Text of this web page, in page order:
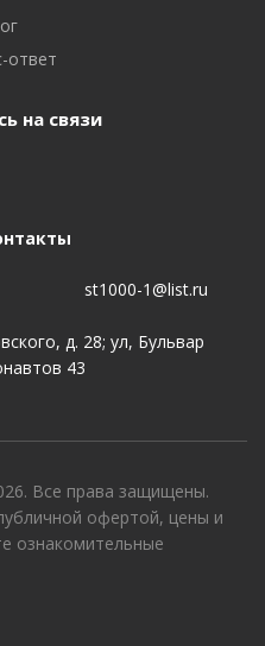
ответ
на связи
st1000-1@list.ru
д. 28; ул, Бульвар
43
Все права защищены.
офертой, цены и
ознакомительные